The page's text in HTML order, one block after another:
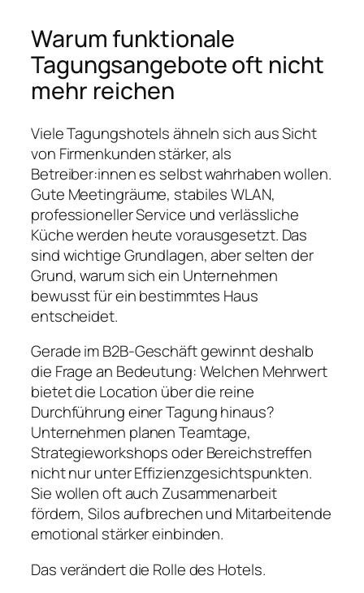
Warum funktionale
Tagungsangebote oft nicht
mehr reichen
Viele Tagungshotels ähneln sich aus Sicht
von Firmenkunden stärker, als
Betreiber:innen es selbst wahrhaben wollen.
Gute Meetingräume, stabiles WLAN,
professioneller Service und verlässliche
Küche werden heute vorausgesetzt. Das
sind wichtige Grundlagen, aber selten der
Grund, warum sich ein Unternehmen
bewusst für ein bestimmtes Haus
entscheidet.
Gerade im B2B-Geschäft gewinnt deshalb
die Frage an Bedeutung: Welchen Mehrwert
bietet die Location über die reine
Durchführung einer Tagung hinaus?
Unternehmen planen Teamtage,
Strategieworkshops oder Bereichstreffen
nicht nur unter Effizienzgesichtspunkten.
Sie wollen oft auch Zusammenarbeit
fördern, Silos aufbrechen und Mitarbeitende
emotional stärker einbinden.
Das verändert die Rolle des Hotels.